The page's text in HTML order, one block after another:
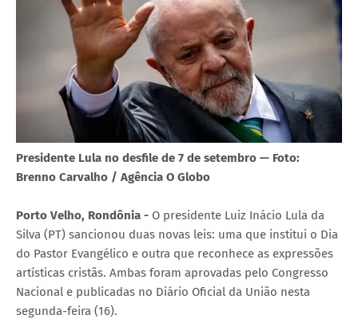
Presidente Lula no desfile de 7 de setembro — Foto:
Brenno Carvalho / Agência O Globo
Porto Velho, Rondônia - O presidente Luiz Inácio Lula da
Silva (PT) sancionou duas novas leis: uma que institui o Dia
do Pastor Evangélico e outra que reconhece as expressões
artísticas cristãs. Ambas foram aprovadas pelo Congresso
Nacional e publicadas no Diário Oficial da União nesta
segunda-feira (16).